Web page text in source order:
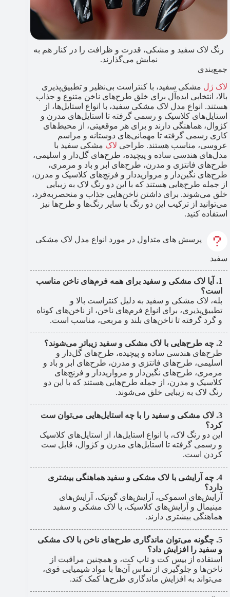
رنگ لاک سفید و مشکی، قدرت و ظرافت را در کنار هم به
نمایش می‌گذارند.
جمع‌بندی
لاک ژل مشکی سفید، با کنتراست بی‌نظیر و تطبیق‌پذیری
بالا، انتخابی ایده‌آل برای خلق طرح‌های ناخن متنوع و جذاب
هستند. انواع مدل لاک مشکی سفید، با انواع استایل‌ها، از
استایل‌های کلاسیک و رسمی گرفته تا استایل‌های مدرن و
کژوال، هماهنگی دارند و برای هر موقعیتی، از محیط‌های
کاری رسمی گرفته تا مهمانی‌های دوستانه و مراسم
عروسی، مناسب هستند. طراحی لاک مشکی سفید با
مدل‌های هندسی ساده و پیچیده، طرح‌های گل‌دار و اسلیمی،
طرح‌های فانتزی و مدرن، طرح‌های ابر و باد و مرمری،
طرح‌های نگین‌دار و مرواریددار و فرنچ‌های کلاسیک و مدرن،
از جمله طرح‌هایی هستند که با این دو رنگ لاک به زیبایی
خلق می‌شوند. برای داشتن ناخن‌هایی جذاب و منحصربه‌فرد،
می‌توانید از ترکیب این دو رنگ با سایر رنگ‌ها و طرح‌ها نیز
استفاده کنید.
پرسش های متداول در مورد انواع مدل لاک مشکی
سفید
آیا لاک مشکی و سفید برای همه فرم‌های ناخن مناسب
است؟
بله، لاک مشکی و سفید به دلیل کنتراست بالا و
تطبیق‌پذیری، برای انواع فرم‌های ناخن، از ناخن‌های کوتاه
و گرد گرفته تا ناخن‌های بلند و مربعی، مناسب است.
چه طرح‌هایی با لاک مشکی و سفید زیباتر می‌شوند؟
طرح‌های هندسی ساده و پیچیده، طرح‌های گل‌دار و
اسلیمی، طرح‌های فانتزی و مدرن، طرح‌های ابر و باد و
مرمری، طرح‌های نگین‌دار و مرواریددار و فرنچ‌های
کلاسیک و مدرن، از جمله طرح‌هایی هستند که با این دو
رنگ لاک به زیبایی خلق می‌شوند.
لاک مشکی و سفید را با چه استایل‌هایی می‌توان ست
کرد؟
این دو رنگ لاک، با انواع استایل‌ها، از استایل‌های کلاسیک
و رسمی گرفته تا استایل‌های مدرن و کژوال، قابل ست
کردن است.
چه آرایشی با لاک مشکی و سفید هماهنگی بیشتری
دارد؟
آرایش‌های اسموکی، آرایش‌های گوتیک، آرایش‌های
مینیمال و آرایش‌های کلاسیک، با لاک مشکی و سفید
هماهنگی بیشتری دارند.
چگونه می‌توان ماندگاری طرح‌های ناخن با لاک مشکی
و سفید را افزایش داد؟
استفاده از بیس کت و تاپ کت، و همچنین مراقبت از
ناخن‌ها و جلوگیری از تماس آن‌ها با مواد شیمیایی قوی،
می‌تواند به افزایش ماندگاری طرح‌ها کمک کند.